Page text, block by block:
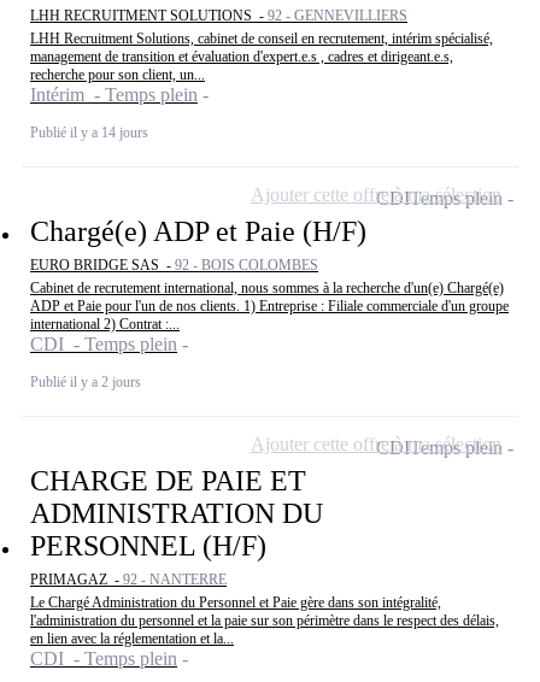
LHH RECRUITMENT SOLUTIONS - 92 - GENNEVILLIERS
LHH Recruitment Solutions, cabinet de conseil en recrutement, intérim spécialisé,
management de transition et évaluation d'expert.e.s , cadres et dirigeant.e.s,
recherche pour son client, un...
Intérim - Temps plein
Publié il y a 14 jours
Chargé(e) ADP et Paie (H/F)
EURO BRIDGE SAS - 92 - BOIS COLOMBES
Cabinet de recrutement international, nous sommes à la recherche d'un(e) Chargé(e)
ADP et Paie pour l'un de nos clients. 1) Entreprise : Filiale commerciale d'un groupe
international 2) Contrat :...
CDI - Temps plein
Publié il y a 2 jours
CDITemps plein
Ajouter cette offre à ma sélection
CHARGE DE PAIE ET
ADMINISTRATION DU
PERSONNEL (H/F)
PRIMAGAZ - 92 - NANTERRE
Le Chargé Administration du Personnel et Paie gère dans son intégralité,
l'administration du personnel et la paie sur son périmètre dans le respect des délais,
en lien avec la réglementation et la...
CDI - Temps plein
CDITemps plein
Ajouter cette offre à ma sélection